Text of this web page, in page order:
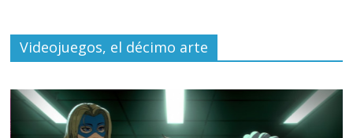
Videojuegos, el décimo arte